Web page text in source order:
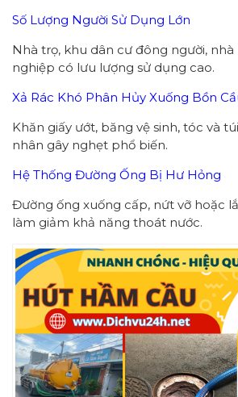
Số Lượng Người Sử Dụng Lớn
Nhà trọ, khu dân cư đông người,
nghiệp có lưu lượng sử dụng cao.
Xả Rác Khó Phân Hủy Xuống Bồn
Khăn giấy ướt, băng vệ sinh, tóc và
nhân gây nghẹt phổ biến.
Hệ Thống Đường Ống Bị Hư Hỏng
Đường ống xuống cấp, nứt vỡ hoặc
làm giảm khả năng thoát nước.